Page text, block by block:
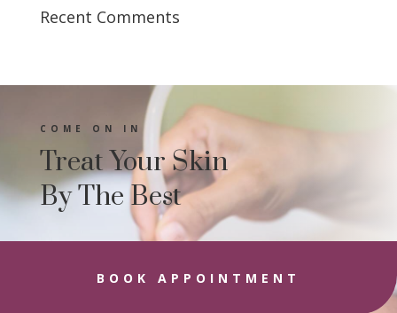
Recent Comments
COME ON IN
Treat Your Skin
By The Best
BOOK APPOINTMENT